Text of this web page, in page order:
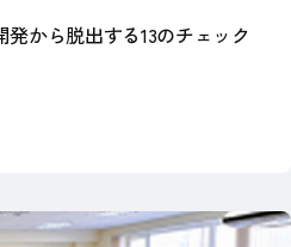
から脱出する13のチェック